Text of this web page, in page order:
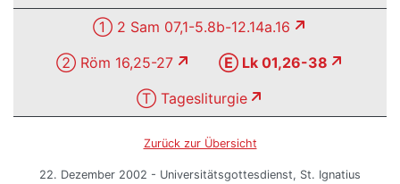
① 2 Sam 07,1-5.8b-12.14a.16
② Röm 16,25-27
Ⓔ Lk 01,26-38
Ⓣ Tagesliturgie
Zurück zur Übersicht
22. Dezember 2002 - Universitätsgottesdienst, St. Ignatius